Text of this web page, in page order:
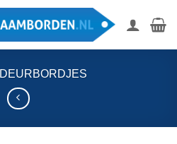
DEURBORDJES